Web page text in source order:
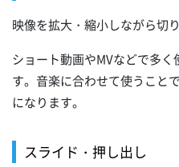
映像を拡大・縮小しながら切
ショート動画やMVなどで多
す。音楽に合わせて使うこと
になります。
スライド・押し出し